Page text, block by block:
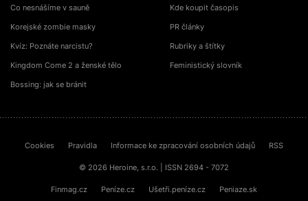
Co nesnášíme v sauně
Korejské zombie masky
Kvíz: Poznáte narcistu?
Kingdom Come 2 a ženské tělo
Bossing: jak se bránit
Kde koupit časopis
PR články
Rubriky a štítky
Feministický slovník
Cookies Pravidla Informace ke zpracování osobních údajů RSS
© 2026 Heroine, s.r.o. | ISSN 2694 - 7072
Finmag.cz Peníze.cz Ušetři.peníze.cz Peniaze.sk